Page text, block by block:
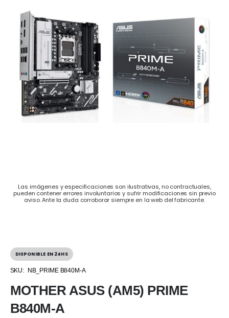
Las imágenes y especificaciones son ilustrativas, no contractuales,
pueden contener errores involuntarios y sufrir modificaciones sin previo
aviso. Ante la duda corroborar siempre en la web del fabricante.
DISPONIBLE EN 24HS
SKU: NB_PRIME B840M-A
MOTHER ASUS (AM5) PRIME
B840M-A